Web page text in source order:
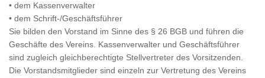
• dem Kassenverwalter
• dem Schrift-/Geschäftsführer
Sie bilden den Vorstand im Sinne des § 26 BGB und führen die
Geschäfte des Vereins. Kassenverwalter und Geschäftsführer
sind zugleich gleichberechtigte Stellvertreter des Vorsitzenden.
Die Vorstandsmitglieder sind einzeln zur Vertretung des Vereins